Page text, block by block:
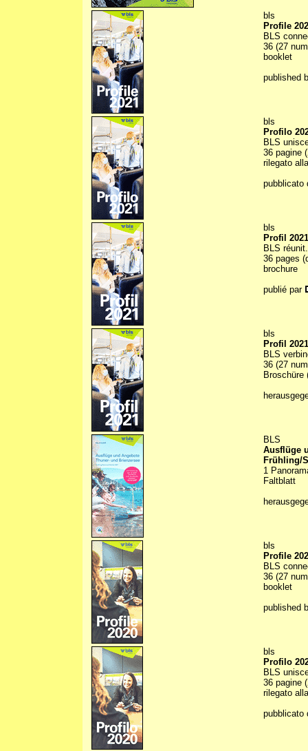
bls
Profile
BLS
36 (27
booklet
published
bls
Profilo
BLS
36 pagine
rilegato
pubblicato
bls
Profil 2021
BLS réunit.
36 pages
brochure
publié par
bls
Profil 2021
BLS
36 (27
Broschüre
BLS
Ausflüge
Frühling/
1
Faltblatt
bls
Profile
BLS
36 (27
booklet
published
bls
Profilo
BLS
36 pagine
rilegato
pubblicato